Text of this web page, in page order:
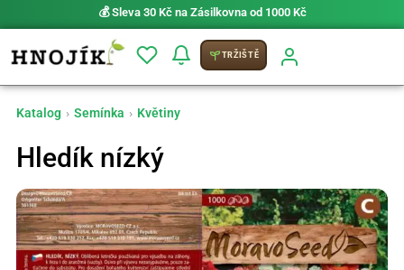
💰 Sleva 30 Kč na Zásilkovna od 1000 Kč
TRŽIŠTĚ
Katalog › Semínka › Květiny
Hledík nízký